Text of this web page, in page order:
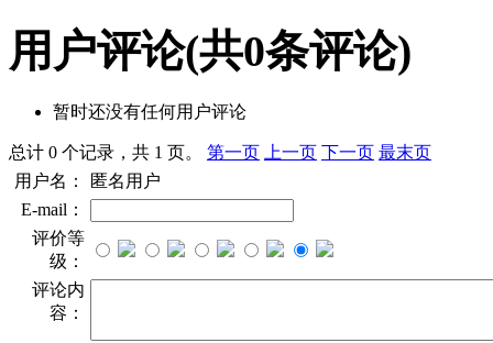
用户评论(共0条评论)
暂时还没有任何用户评论
总计 0 个记录，共 1 页。 第一页 上一页 下一页 最末页
用户名：
匿名用户
E-mail：
评价等
级：
评论内
容：